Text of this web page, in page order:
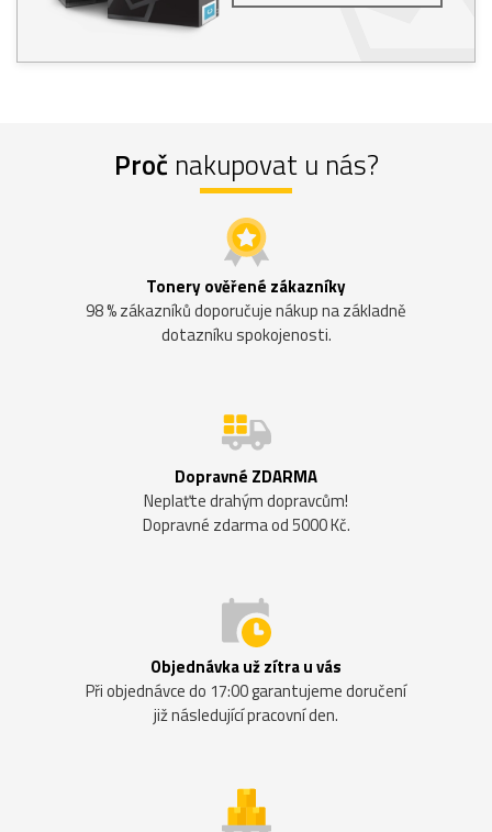
Proč nakupovat u nás?
Tonery ověřené zákazníky
98 % zákazníků doporučuje nákup na základně
dotazníku spokojenosti.
Dopravné ZDARMA
Neplaťte drahým dopravcům!
Dopravné zdarma od 5000 Kč.
Objednávka už zítra u vás
Při objednávce do 17:00 garantujeme doručení
již následující pracovní den.